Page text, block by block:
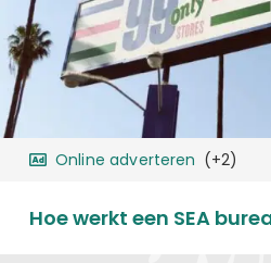
Online adverteren (+2)
Hoe werkt een SEA